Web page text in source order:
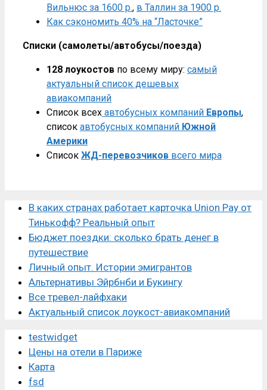
Вильнюс за 1600 р., в Таллин за 1900 р.
Как сэкономить 40% на “Ласточке”
Списки (самолеты/автобусы/поезда)
128 лоукостов по всему миру: самый
актуальный список дешевых
авиакомпаний
Список всех автобусных компаний Европы,
список автобусных компаний Южной
Америки
Список ЖД-перевозчиков всего мира
В каких странах работает карточка Union Pay от
Тинькофф? Реальный опыт
Бюджет поездки: сколько брать денег в
путешествие
Личный опыт. Истории эмигрантов
Альтернативы Эйрбнби и Букингу
Все тревел-лайфхаки
Актуальный список лоукост-авиакомпаний
testwidget
Цены на отели в Париже
Карта
fsd